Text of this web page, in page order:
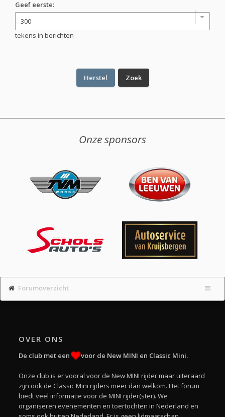
Geef eerste:
tekens in berichten
Onze sponsors
Forumoverzicht
OVER ONS
De club met een voor de New MINI en Classic Mini.
Onze club is er vooral voor de New MINI rijder maar uiteraard
zijn ook de Classic Mini rijders meer dan welkom. Het forum
biedt veel informatie voor de MINI rijder(ster). We
organiseren evenementen en toertochten in Nederland en